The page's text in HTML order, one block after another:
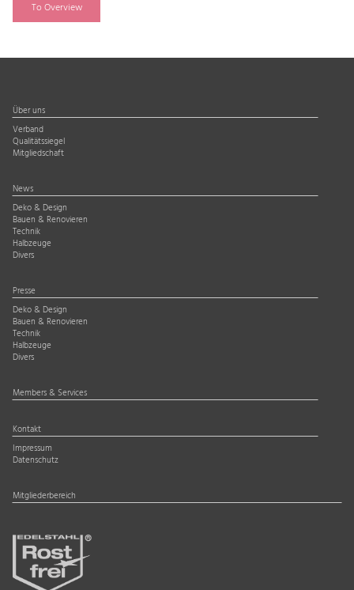
To Overview
Über uns
Verband
Qualitätssiegel
Mitgliedschaft
News
Deko & Design
Bauen & Renovieren
Technik
Halbzeuge
Divers
Presse
Deko & Design
Bauen & Renovieren
Technik
Halbzeuge
Divers
Members & Services
Kontakt
Impressum
Datenschutz
Mitgliederbereich